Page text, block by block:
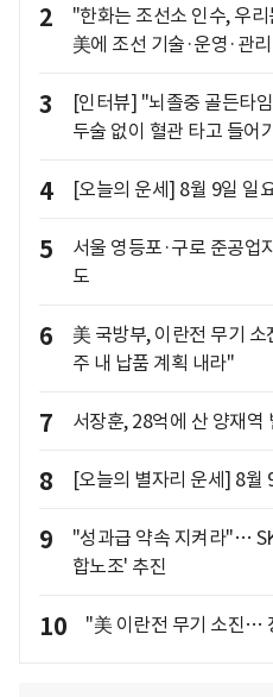
2
"한화는 조선소 인수, 우
美에 조선 기술·운영·관
3
[인터뷰] "뇌졸중 골든타
두술 없이 혈관 타고 들어
4 [오늘의 운세] 8월 9일 일
5
서울 영등포·구로 준공업
도
6
美 국방부, 이란전 무기
주 내 납품 계획 내라"
7 서장훈, 28억에 산 양재역
8 [오늘의 별자리 운세] 8월
9
"성과급 약속 지켜라"…
합노조' 추진
10 "美 이란전 무기 소진…